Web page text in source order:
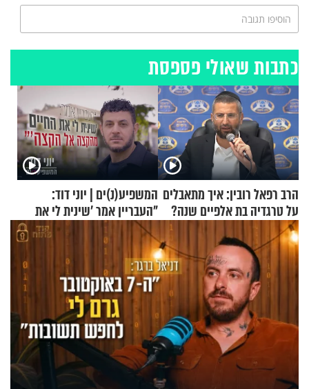
הוסיפו תגובה
כתבות שאולי פספסת
הרב רפאל רובין: איך מתאבלים
על טרגדיה בת אלפיים שנה?
המשפיע(נ)ים | יוני דוד:
"העבריין אמר 'שינית לי את
החיים מהקצה אל הקצה'"